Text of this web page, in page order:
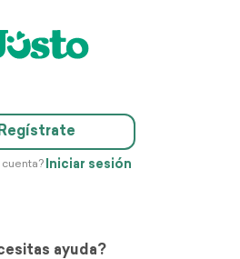
Regístrate
Iniciar sesión
ayuda?